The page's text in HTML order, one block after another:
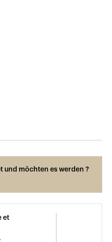
und möchten es werden ?
et